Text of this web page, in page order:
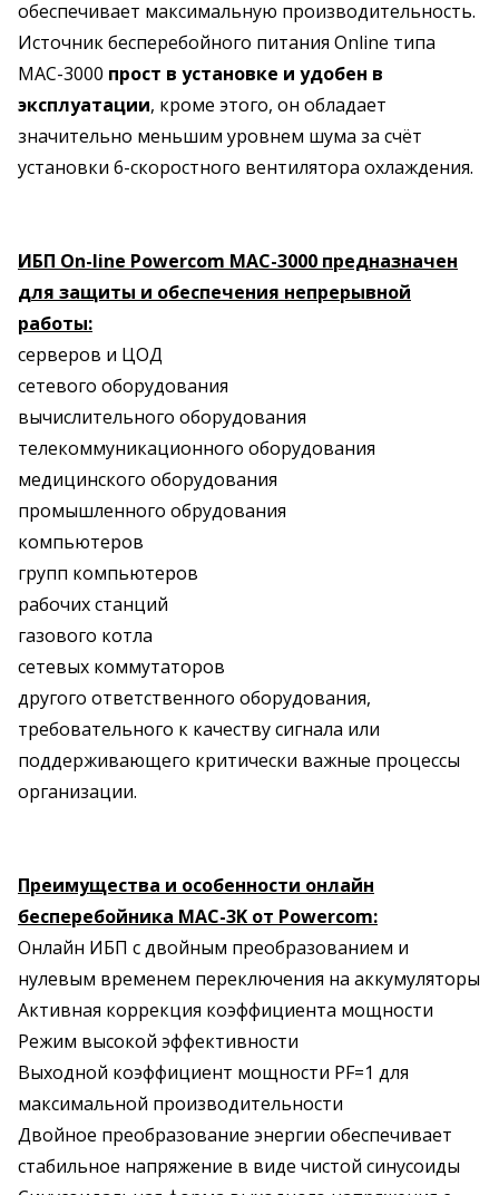
обеспечивает максимальную производительность.
Источник бесперебойного питания Online типа
MAC-3000 прост в установке и удобен в
эксплуатации, кроме этого, он обладает
значительно меньшим уровнем шума за счёт
установки 6-скоростного вентилятора охлаждения.
ИБП On-line Powercom MAC-3000 предназначен
для защиты и обеспечения непрерывной
работы:
серверов и ЦОД
сетевого оборудования
вычислительного оборудования
телекоммуникационного оборудования
медицинского оборудования
промышленного обрудования
компьютеров
групп компьютеров
рабочих станций
газового котла
сетевых коммутаторов
другого ответственного оборудования,
требовательного к качеству сигнала или
поддерживающего критически важные процессы
организации.
Преимущества и особенности онлайн
бесперебойника MAC-3K от Powercom:
Онлайн ИБП с двойным преобразованием и
нулевым временем переключения на аккумуляторы
Активная коррекция коэффициента мощности
Режим высокой эффективности
Выходной коэффициент мощности PF=1 для
максимальной производительности
Двойное преобразование энергии обеспечивает
стабильное напряжение в виде чистой синусоиды